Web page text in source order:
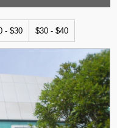
- $30 $30 - $40